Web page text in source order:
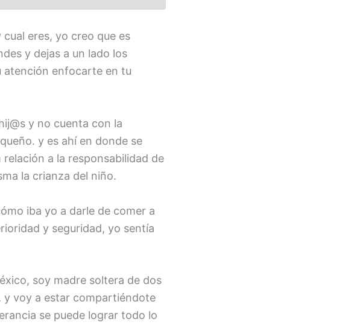
eres, yo creo que es
y dejas a un lado los
atención enfocarte en tu
y no cuenta con la
y es ahí en donde se
a la responsabilidad de
la crianza del niño.
iba yo a darle de comer a
y seguridad, yo sentía
soy madre soltera de dos
y voy a estar compartiéndote
se puede lograr todo lo